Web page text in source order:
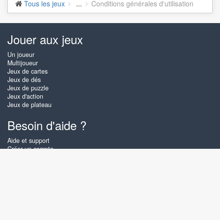
Tous les jeux ... Conditions générales d'utilisation
Jouer aux jeux
Un joueur
Multijoueur
Jeux de cartes
Jeux de dés
Jeux de puzzle
Jeux d'action
Jeux de plateau
Besoin d'aide ?
Aide et support
Créer un compte